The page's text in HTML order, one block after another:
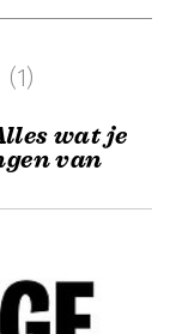
(1)
wat je
van